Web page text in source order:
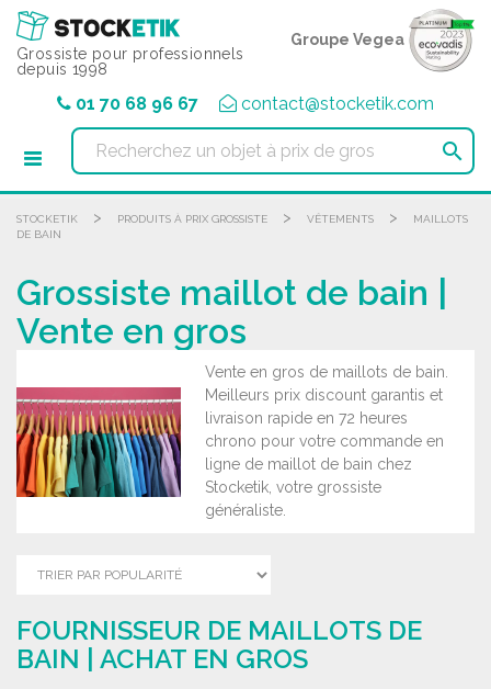
Grossiste pour professionnels
depuis 1998
Groupe Vegea
01 70 68 96 67 contact@stocketik.com

STOCKETIK > PRODUITS À PRIX GROSSISTE > VÊTEMENTS >
MAILLOTS
DE BAIN
Grossiste maillot de bain |
Vente en gros
Vente en gros de maillots de bain.
Meilleurs prix discount garantis et
livraison rapide en 72 heures
chrono pour votre commande en
ligne de maillot de bain chez
Stocketik, votre grossiste
généraliste.
FOURNISSEUR DE MAILLOTS DE
BAIN | ACHAT EN GROS
Panneau de gestion des cookies